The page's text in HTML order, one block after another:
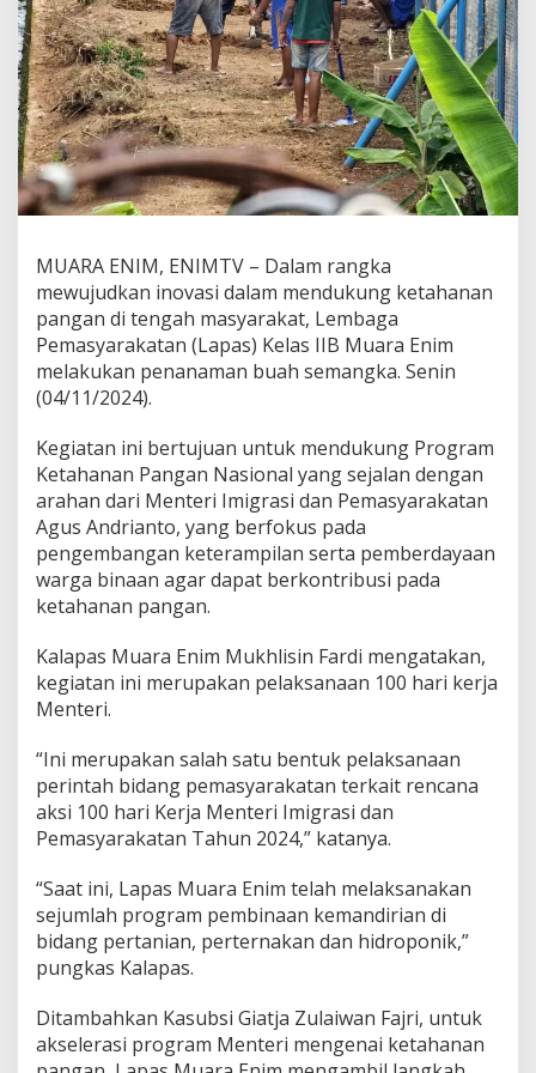
p
a
s
M
u
a
r
a
E
n
m
i
n
g
k
a
n
P
r
o
d
u
i
P
e
a
n
i
a
n
MUARA ENIM, ENIMTV – Dalam rangka
mewujudkan inovasi dalam mendukung ketahanan
pangan di tengah masyarakat, Lembaga
Pemasyarakatan (Lapas) Kelas IIB Muara Enim
melakukan penanaman buah semangka. Senin
(04/11/2024).
Kegiatan ini bertujuan untuk mendukung Program
Ketahanan Pangan Nasional yang sejalan dengan
arahan dari Menteri Imigrasi dan Pemasyarakatan
Agus Andrianto, yang berfokus pada
pengembangan keterampilan serta pemberdayaan
warga binaan agar dapat berkontribusi pada
ketahanan pangan.
Kalapas Muara Enim Mukhlisin Fardi mengatakan,
kegiatan ini merupakan pelaksanaan 100 hari kerja
Menteri.
“Ini merupakan salah satu bentuk pelaksanaan
perintah bidang pemasyarakatan terkait rencana
aksi 100 hari Kerja Menteri Imigrasi dan
Pemasyarakatan Tahun 2024,” katanya.
“Saat ini, Lapas Muara Enim telah melaksanakan
sejumlah program pembinaan kemandirian di
bidang pertanian, perternakan dan hidroponik,”
pungkas Kalapas.
Ditambahkan Kasubsi Giatja Zulaiwan Fajri, untuk
akselerasi program Menteri mengenai ketahanan